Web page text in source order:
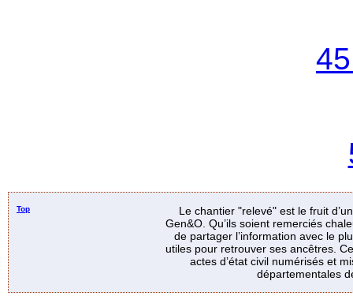
Top
Le chantier "relevé" est le fruit
Gen&O. Qu’ils soient remerciés
de partager l’information avec le
utiles pour retrouver ses ancêtres.
actes d’état civil numérisés et
départementales